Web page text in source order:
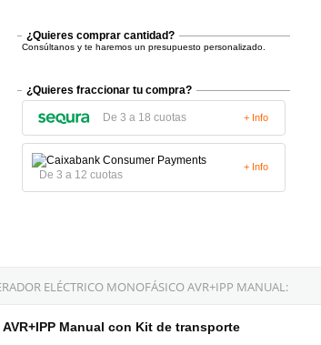
¿Quieres comprar cantidad?
Consúltanos y te haremos un presupuesto personalizado.
¿Quieres fraccionar tu compra?
De 3 a 18 cuotas + Info
De 3 a 12 cuotas
+ Info
ELÉCTRICO MONOFÁSICO AVR+IPP MANUAL:
Manual con Kit de transporte